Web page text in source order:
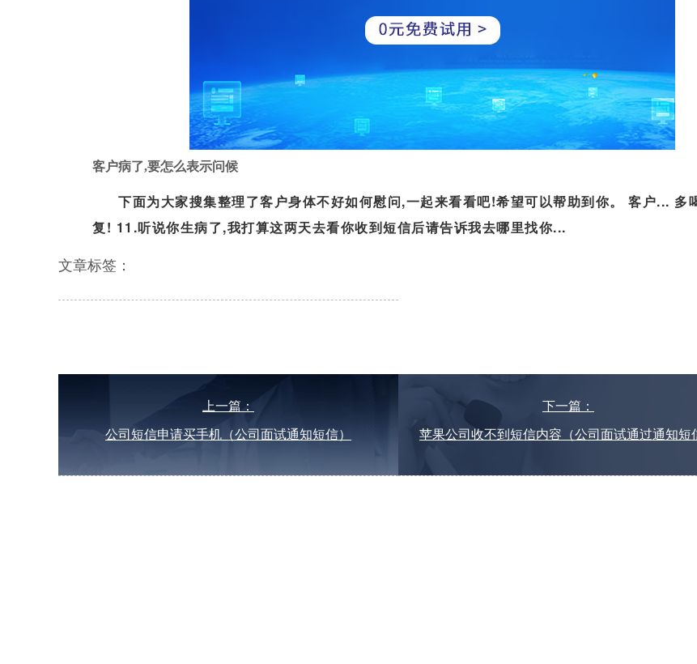
客户病了,要怎么表示问候
下面为大家搜集整理了客户身体不好如何慰问,一起来看看吧!希望可以帮助到你。 客户... 多
复! 11.听说你生病了,我打算这两天去看你收到短信后请告诉我去哪里找你...
文章标签：
上一篇：
公司短信申请买手机（公司面试通知短信）
下一篇：
苹果公司收不到短信内容（公司面试通过通知短